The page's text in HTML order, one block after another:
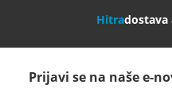
Hitradostava
Prijavi se na naše e-